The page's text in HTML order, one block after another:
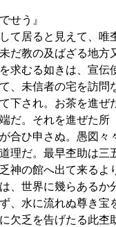
せう』
て居ると見えて、唯
だ教の及ばざる地方
求むる如きは、宣伝
、未信者の宅を訪問
下され。お茶を進ぜ
だ。それを進ぜた所
合ひ申さぬ。愚図々
理だ。最早杢助は三
神の館へ出て来るよ
、世界に幾らあるか
、水に流れぬ尊き宝
欠乏を告げたる此杢